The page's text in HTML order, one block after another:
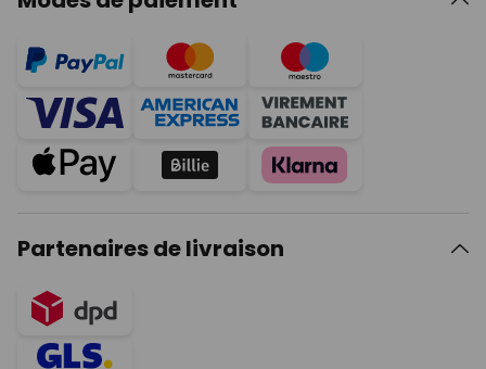
Partenaires de livraison